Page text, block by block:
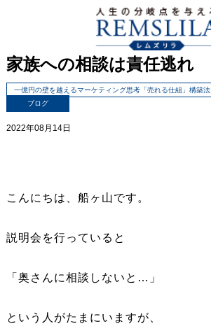
家族への相談は責任逃れ
一億円の壁を越えるマーケティング思考「売れる仕組」構築法
ブログ
2022年08月14日
こんにちは、船ヶ山です。
説明会を行っていると
「奥さんに相談しないと…」
という人がたまにいますが、